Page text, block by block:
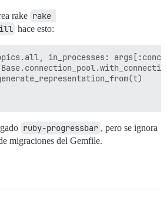
rake rake
hace esto:
in_processes:
ruby-progressbar , pero se ignora
migraciones del Gemfile.